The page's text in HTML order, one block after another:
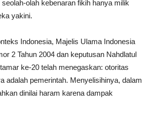
seolah-olah kebenaran fikih hanya milik
yakini.
Indonesia, Majelis Ulama Indonesia
2 Tahun 2004 dan keputusan Nahdlatul
ke-20 telah menegaskan: otoritas
adalah pemerintah. Menyelisihinya, dalam
dinilai haram karena dampak